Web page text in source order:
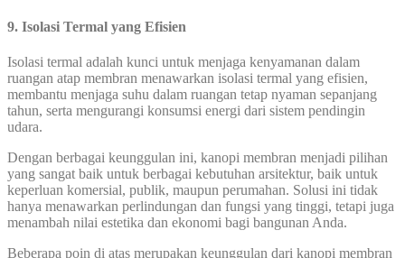
9. Isolasi Termal yang Efisien
Isolasi termal adalah kunci untuk menjaga kenyamanan dalam
ruangan atap membran menawarkan isolasi termal yang efisien,
membantu menjaga suhu dalam ruangan tetap nyaman sepanjang
tahun, serta mengurangi konsumsi energi dari sistem pendingin
udara.
Dengan berbagai keunggulan ini, kanopi membran menjadi pilihan
yang sangat baik untuk berbagai kebutuhan arsitektur, baik untuk
keperluan komersial, publik, maupun perumahan. Solusi ini tidak
hanya menawarkan perlindungan dan fungsi yang tinggi, tetapi juga
menambah nilai estetika dan ekonomi bagi bangunan Anda.
Beberapa poin di atas merupakan keunggulan dari kanopi membran